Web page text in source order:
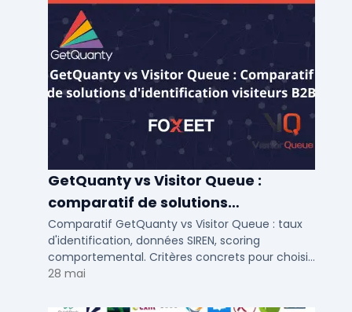
GetQuanty vs Visitor Queue :
comparatif de solutions
d'identification visiteurs B2B
Comparatif GetQuanty vs Visitor Queue : taux
d'identification, données SIREN, scoring
comportemental. Critères concrets pour choisir
votre solution de lead generation B2B en PME et
28 mai